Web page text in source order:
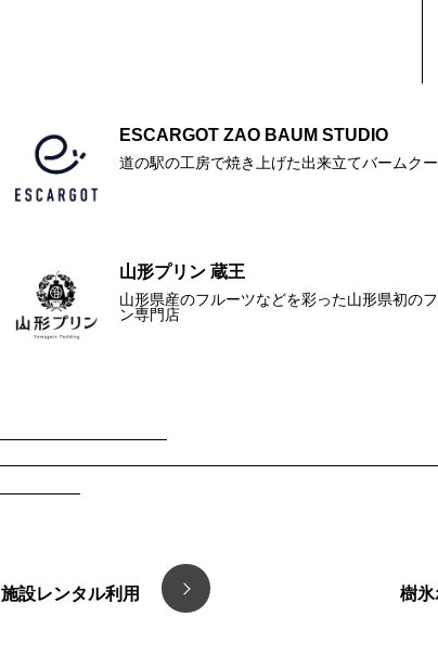
ESCARGOT ZAO BAUM STUDIO
道の駅の工房で焼き上げた出来立てバームク
山形プリン 蔵王
山形県産のフルーツなどを彩った山形県初の
ン専門店
施設レンタル利用 樹